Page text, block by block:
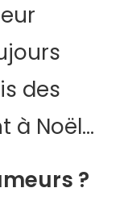
des
à Noël…
?